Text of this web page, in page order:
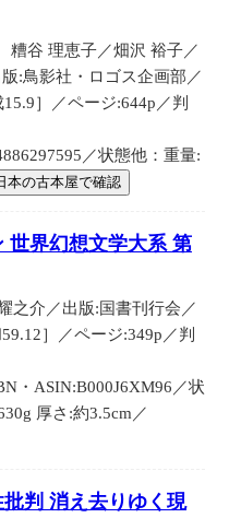
糟谷 理恵子／畑沢 裕子／
:鳥影社・ロゴス企画部／
］／ページ:644p／判
／状態他：重量:
本の古本屋で確認
世界幻想文学大系 第
之介／出版:国書刊行会／
］／ページ:349p／判
・ASIN:B000J6XM96／状
厚さ:約3.5cm／
判 消え去りゆく現